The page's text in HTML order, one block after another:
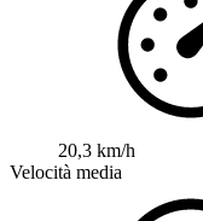
20,3 km/h
Velocità media